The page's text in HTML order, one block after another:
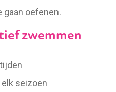
gaan oefenen.
zwemmen
seizoen